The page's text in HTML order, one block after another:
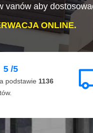
vanów aby
ONLINE.
5 /5
podstawie 1136